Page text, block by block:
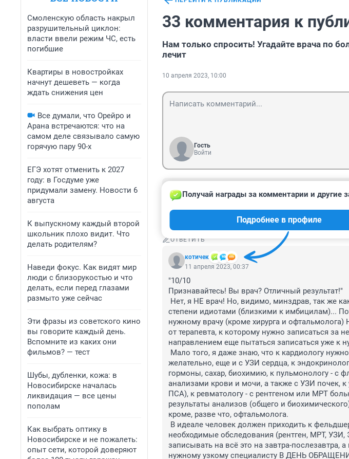
Смоленскую область накрыл
разрушительный циклон:
власти ввели режим ЧС, есть
погибшие
Квартиры в новостройках
начнут дешеветь — когда
ждать снижения цен
Все думали, что Орейро и
Арана встречаются: что на
самом деле связывало самую
горячую пару 90-х
ЕГЭ хотят отменить к 2027
году: в Госдуме уже
придумали замену. Новости 6
августа
К выпускному каждый второй
школьник плохо видит. Что
делать родителям?
Наведи фокус. Как видят мир
люди с близорукостью и что
делать, если перед глазами
размыто уже сейчас
Эти фразы из советского кино
вы говорите каждый день.
Вспомните из каких они
фильмов? — тест
Шубы, дубленки, кожа: в
Новосибирске началась
ликвидация — все цены
пополам
Как выбрать оптику в
Новосибирске и не пожалеть:
опыт сети, которой доверяют
33 комментария к
Нам только спросить! Угадайте врача по
лечит
10 апреля 2023, 10:00
Гость
Войти
11 апреля 2023, 13:42
10/10, но это тот случай, когда лучше бы
собственном опыте.
ОТВЕТИТЬ
котичек
Получай награды за комментарии и другие
Подробнее в профиле
11 апреля 2023, 00:37
"10/10
Признавайтесь! Вы врач? Отличный результат!"
степени идиотами (близкими к имбицилам)...
нужному врачу (кроме хирурга и
от терапевта, к которому нужно записаться за
направлением еще пытаться записаться уже к
желательно, еще и с УЗИ сердца, к
гормоны, сахар, биохимию, к пульмонологу - с
анализами крови и мочи, а также с УЗИ почек,
ПСА), к ревматологу - с рентгеном или МРТ
результаты анализов (общего и
кроме, разве что, офтальмолога.
необходимые обследования (рентген, МРТ,
записывать на всё это на завтра-послезавтра,
нужному узкому специалисту В ДЕНЬ